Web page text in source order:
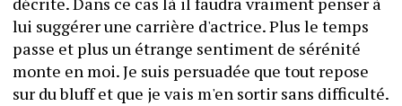
lui suggérer une carrière d'actrice. Plus le temps
passe et plus un étrange sentiment de sérénité
monte en moi. Je suis persuadée que tout repose